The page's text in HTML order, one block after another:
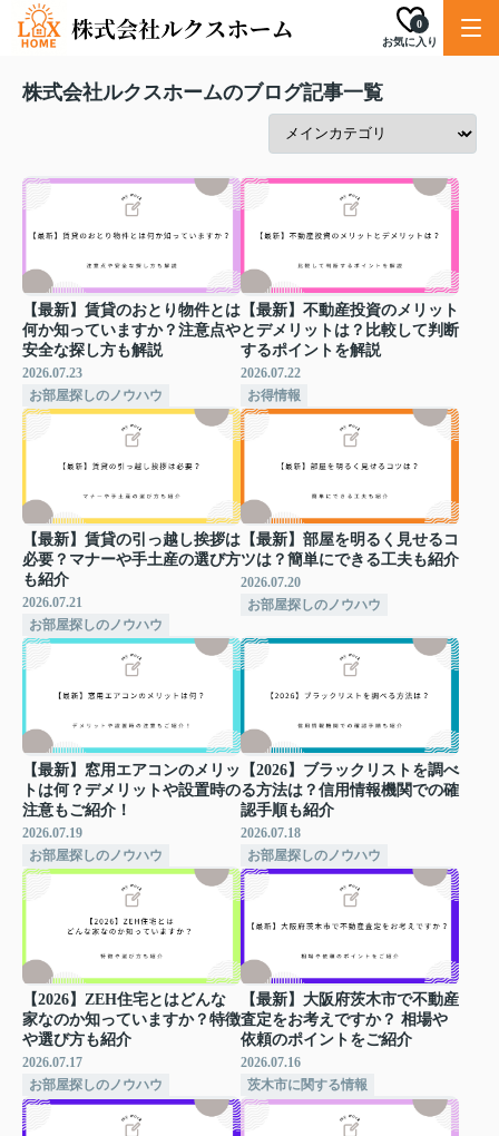
お気に入り
0
株式会社ルクスホームのブログ記事一覧
【最新】賃貸のおとり物件とは
何か知っていますか？注意点や
安全な探し方も解説
2026.07.23
お部屋探しのノウハウ
【最新】不動産投資のメリット
とデメリットは？比較して判断
するポイントを解説
2026.07.22
お得情報
【最新】賃貸の引っ越し挨拶は
必要？マナーや手土産の選び方
も紹介
2026.07.21
お部屋探しのノウハウ
【最新】部屋を明るく見せるコ
ツは？簡単にできる工夫も紹介
2026.07.20
お部屋探しのノウハウ
【最新】窓用エアコンのメリッ
トは何？デメリットや設置時の
注意もご紹介！
2026.07.19
お部屋探しのノウハウ
【2026】ブラックリストを調べ
る方法は？信用情報機関での確
認手順も紹介
2026.07.18
お部屋探しのノウハウ
【2026】ZEH住宅とはどんな
家なのか知っていますか？特徴
や選び方も紹介
2026.07.17
お部屋探しのノウハウ
【最新】大阪府茨木市で不動産
査定をお考えですか？ 相場や
依頼のポイントをご紹介
2026.07.16
茨木市に関する情報